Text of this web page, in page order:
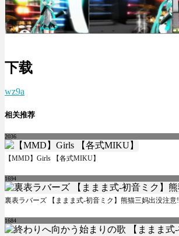
下载
wz9a
相关推荐
2036
【MMD】Girls 【各式MIKU】
1694
裏表ラバーズ 【ままま式-初音ミク】熊猫三妈出没注意!
1684